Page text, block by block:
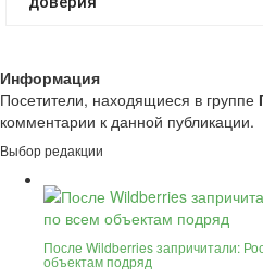
Информация
Посетители, находящиеся в группе
комментарии к данной публикации.
Выбор редакции
После Wildberries запричитали:
объектам подряд